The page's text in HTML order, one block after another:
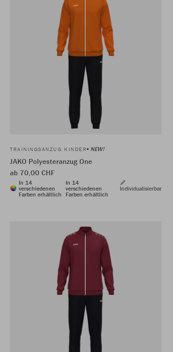
TRAININGSANZUG KINDER NEW!
JAKO Polyesteranzug One
ab 70,00 CHF
In 14
verschiedenen
Farben erhältlich
In 14
verschiedenen
Farben erhältlich
Individualisierbar